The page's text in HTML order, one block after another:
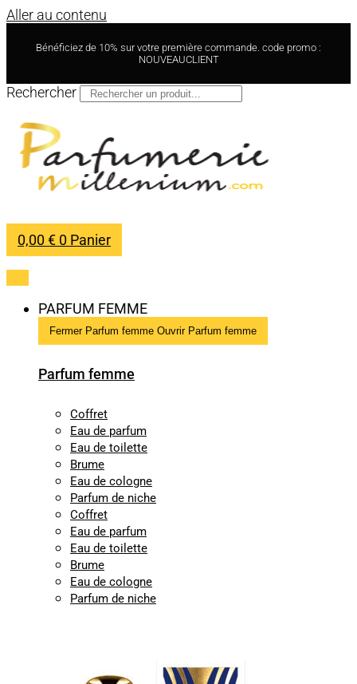
Aller au contenu
Bénéficiez de 10% sur votre première commande. code promo :
NOUVEAUCLIENT
Rechercher
0,00€ 0 Panier
PARFUM FEMME
Fermer Parfum femme Ouvrir Parfum femme
Parfum femme
Coffret
Eau de parfum
Eau de toilette
Brume
Eau de cologne
Parfum de niche
Coffret
Eau de parfum
Eau de toilette
Brume
Eau de cologne
Parfum de niche